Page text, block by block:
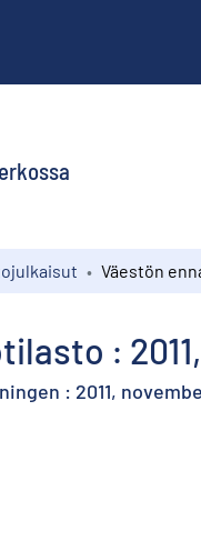
:
: 2011,